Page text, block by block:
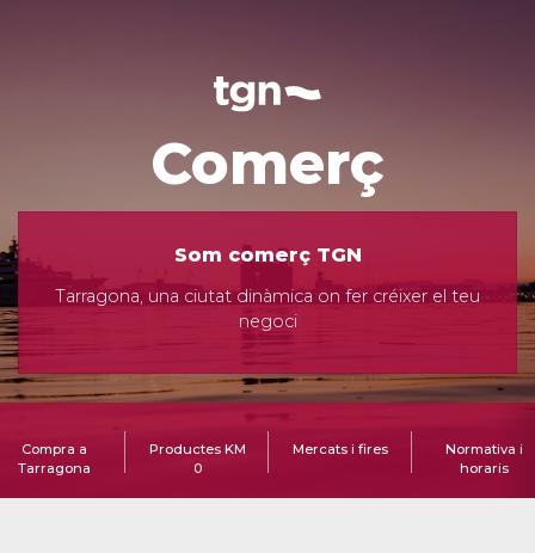
Comerç
Som comerç TGN
Tarragona, una ciutat dinàmica on fer créixer el teu
negoci
Compra a
Tarragona
Productes KM
0
Mercats i fires
Normativa i
horaris